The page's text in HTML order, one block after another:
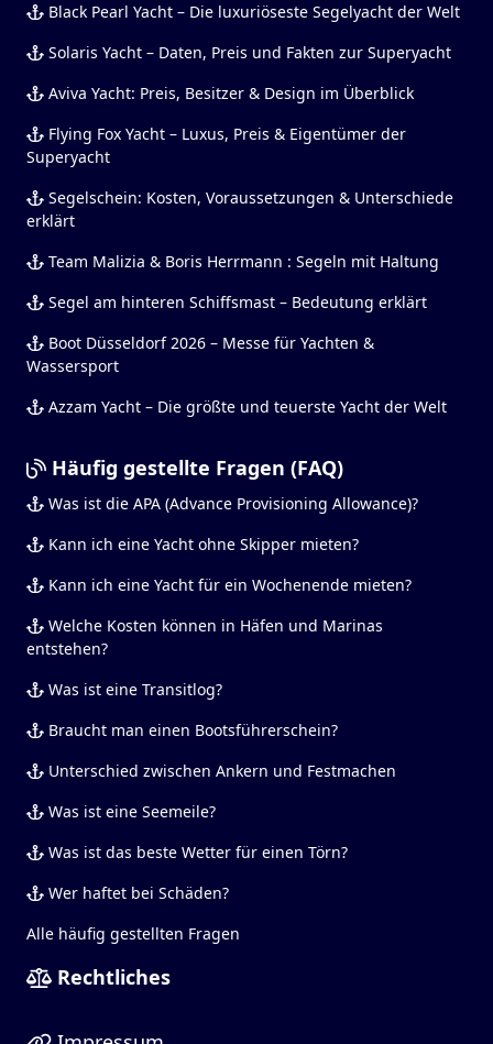
Black Pearl Yacht – Die luxuriöseste Segelyacht der Welt
Solaris Yacht – Daten, Preis und Fakten zur Superyacht
Aviva Yacht: Preis, Besitzer & Design im Überblick
Flying Fox Yacht – Luxus, Preis & Eigentümer der
Superyacht
Segelschein: Kosten, Voraussetzungen & Unterschiede
erklärt
Team Malizia & Boris Herrmann : Segeln mit Haltung
Segel am hinteren Schiffsmast – Bedeutung erklärt
Boot Düsseldorf 2026 – Messe für Yachten &
Wassersport
Azzam Yacht – Die größte und teuerste Yacht der Welt
Häufig gestellte Fragen (FAQ)
Was ist die APA (Advance Provisioning Allowance)?
Kann ich eine Yacht ohne Skipper mieten?
Kann ich eine Yacht für ein Wochenende mieten?
Welche Kosten können in Häfen und Marinas
entstehen?
Was ist eine Transitlog?
Braucht man einen Bootsführerschein?
Unterschied zwischen Ankern und Festmachen
Was ist eine Seemeile?
Was ist das beste Wetter für einen Törn?
Wer haftet bei Schäden?
Alle häufig gestellten Fragen
Rechtliches